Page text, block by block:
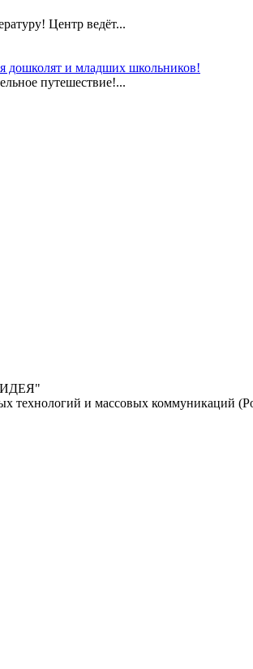
Центр ведёт...
дошколят и младших школьников!
путешествие!...
технологий и массовых коммуникаций